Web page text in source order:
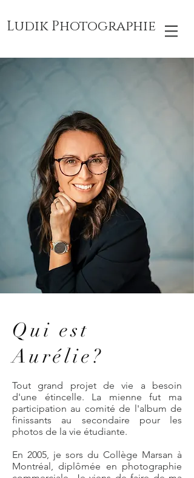
Ludik Photographie
Qui est
Aurélie?
Tout grand projet de vie a besoin
d'une étincelle. La mienne fut ma
participation au comité de l'album de
finissants au secondaire pour les
photos de la vie étudiante.
En 2005, je sors du Collège Marsan à
Montréal, diplômée en photographie